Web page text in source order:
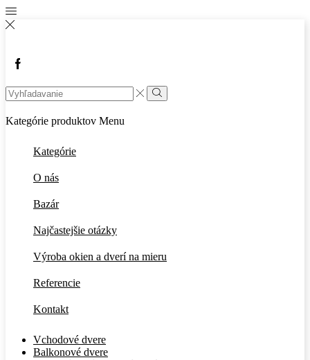
Facebook
Search
input
Vyhľadávanie
Kategórie produktov Menu
Kategórie
O nás
Bazár
Najčastejšie otázky
Výroba okien a dverí na mieru
Referencie
Kontakt
Vchodové dvere
Balkonové dvere